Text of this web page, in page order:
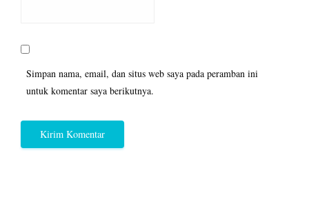
Simpan nama, email, dan situs web saya pada peramban ini
untuk komentar saya berikutnya.